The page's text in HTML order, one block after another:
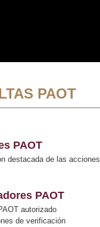
PAOT
PAOT
destacada de las acciones
PAOT
autorizado
de verificación